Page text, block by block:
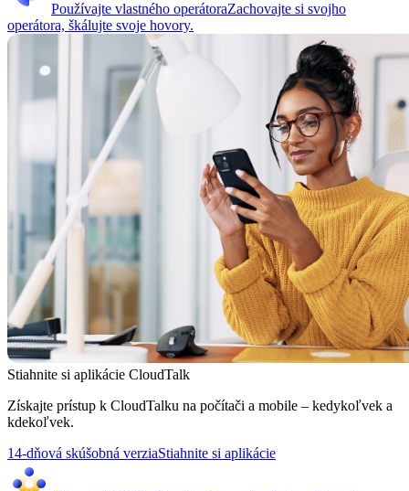
Používajte vlastného operátoraZachovajte si svojho
operátora, škálujte svoje hovory.
Stiahnite si aplikácie CloudTalk
Získajte prístup k CloudTalku na počítači a mobile – kedykoľvek a
kdekoľvek.
14-dňová skúšobná verziaStiahnite si aplikácie